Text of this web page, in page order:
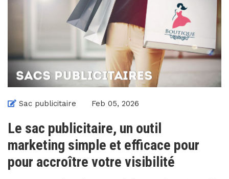
Sac publicitaire Feb 05, 2026
Le sac publicitaire, un outil
marketing simple et efficace pour
pour accroître votre visibilité